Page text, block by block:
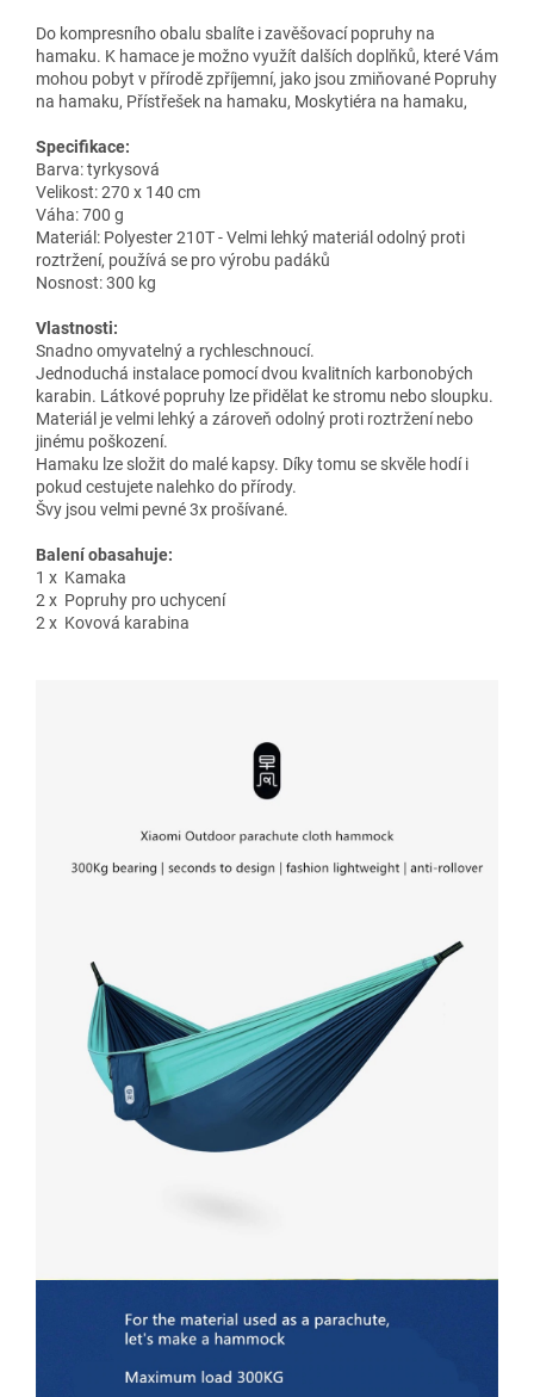
Do kompresního obalu sbalíte i zavěšovací popruhy na
hamaku. K hamace je možno využít dalších doplňků, které Vám
mohou pobyt v přírodě zpříjemní, jako jsou zmiňované Popruhy
na hamaku, Přístřešek na hamaku, Moskytiéra na hamaku,
Specifikace:
Barva: tyrkysová
Velikost: 270 x 140 cm
Váha: 700 g
Materiál: Polyester 210T - Velmi lehký materiál odolný proti
roztržení, používá se pro výrobu padáků
Nosnost: 300 kg
Vlastnosti:
Snadno omyvatelný a rychleschnoucí.
Jednoduchá instalace pomocí dvou kvalitních karbonobých
karabin. Látkové popruhy lze přidělat ke stromu nebo sloupku.
Materiál je velmi lehký a zároveň odolný proti roztržení nebo
jinému poškození.
Hamaku lze složit do malé kapsy. Díky tomu se skvěle hodí i
pokud cestujete nalehko do přírody.
Švy jsou velmi pevné 3x prošívané.
Balení obasahuje:
1 x Kamaka
2 x Popruhy pro uchycení
2 x Kovová karabina